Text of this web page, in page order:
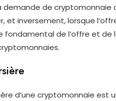
demande de cryptomonnaie
et inversement, lorsque
fondamental de l’offre et
d’une cryptomonnaie est